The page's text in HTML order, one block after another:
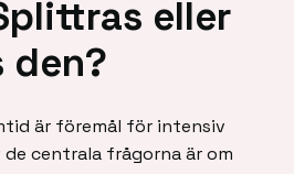
eller
den?
är föremål för intensiv
de centrala frågorna är om